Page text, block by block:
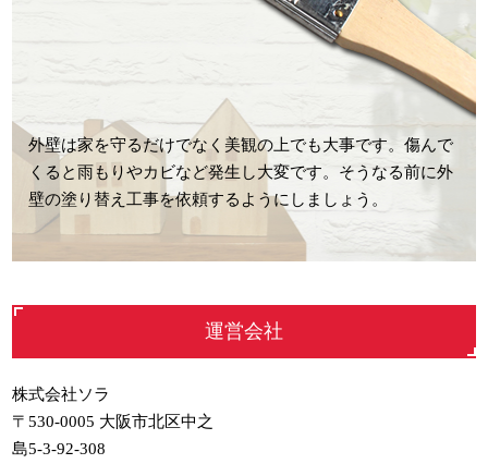
外壁は家を守るだけでなく美観の上でも大事です。傷んで
くると雨もりやカビなど発生し大変です。そうなる前に外
壁の塗り替え工事を依頼するようにしましょう。
運営会社
株式会社ソラ
〒530-0005 大阪市北区中之
島5-3-92-308